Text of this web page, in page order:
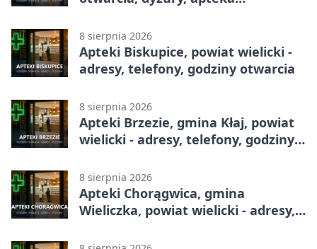
8 sierpnia 2026
Apteki Biskupice, powiat wielicki -
adresy, telefony, godziny otwarcia
8 sierpnia 2026
Apteki Brzezie, gmina Kłaj, powiat
wielicki - adresy, telefony, godziny
8 sierpnia 2026
Apteki Chorągwica, gmina
Wieliczka, powiat wielicki - adresy,